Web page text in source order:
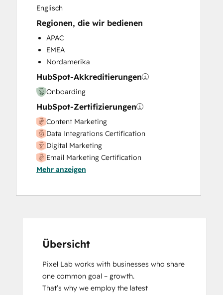
Sales and Marketing Alignment
Sales Coaching and Training
Sales Enablement
Search Engine Optimization
Social Media
Video Production
Website Design
Website Development
Website Migration
Englisch
Regionen, die wir bedienen
APAC
EMEA
Nordamerika
HubSpot-Akkreditierungen
Onboarding
HubSpot-Zertifizierungen
Content Marketing
Data Integrations Certification
Digital Marketing
Email Marketing Certification
Frictionless Sales
HubSpot Email Marketing Software
HubSpot Marketing Hub Software
HubSpot Reporting
Certification
HubSpot Solutions Partner
Inbound
Mehr anzeigen
Übersicht
Pixel Lab works with businesses who share
one common goal – growth.
That’s why we employ the latest